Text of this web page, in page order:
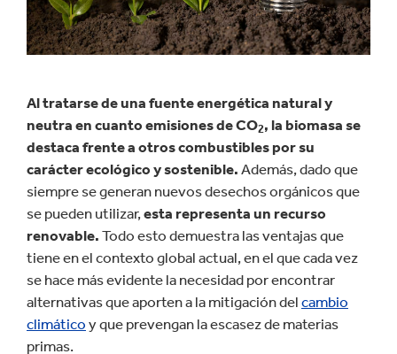
Al tratarse de una fuente energética natural y
neutra en cuanto emisiones de CO2, la biomasa se
destaca frente a otros combustibles por su
carácter ecológico y sostenible. Además, dado que
siempre se generan nuevos desechos orgánicos que
se pueden utilizar,esta representa un recurso
renovable. Todo esto demuestra las ventajas que
tiene en el contexto global actual, en el que cada vez
se hace más evidente la necesidad por encontrar
alternativas que aporten a la mitigación del cambio
climático y que prevengan la escasez de materias
primas.